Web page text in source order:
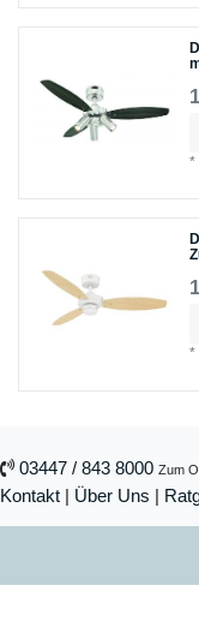
*
*
03447 / 843 8000 Zum
Kontakt | Über Uns |